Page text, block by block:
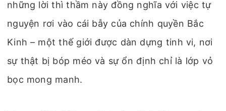
những lời thì thầm này đồng nghĩa với việc tự
nguyện rơi vào cái bẫy của chính quyền Bắc
Kinh – một thế giới được dàn dựng tinh vi, nơi
sự thật bị bóp méo và sự ổn định chỉ là lớp vỏ
bọc mong manh.